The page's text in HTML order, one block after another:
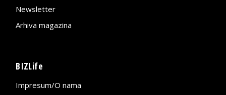
Newsletter
Arhiva magazina
BIZLife
Impresum/O nama